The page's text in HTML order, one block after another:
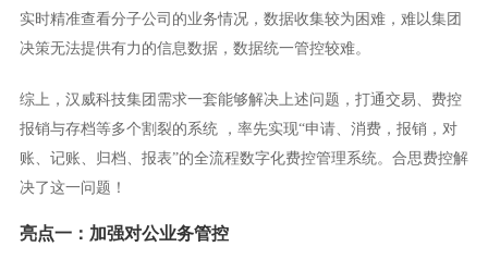
实时精准查看分子公司的业务情况，数据收集较为困难，难以集团
决策无法提供有力的信息数据，数据统一管控较难。
综上，汉威科技集团需求一套能够解决上述问题，打通交易、费控
报销与存档等多个割裂的系统 ，率先实现“申请、消费，报销，对
账、记账、归档、报表”的全流程数字化费控管理系统。合思费控解
决了这一问题！
亮点一：加强对公业务管控